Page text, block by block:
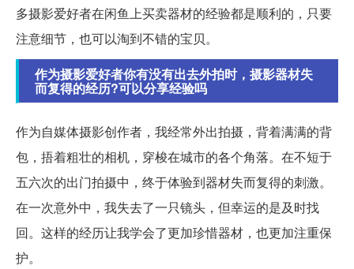
多摄影爱好者在闲鱼上买卖器材的经验都是顺利的，只要
注意细节，也可以淘到不错的宝贝。
作为摄影爱好者你有没有出去外拍时，摄影器材失
而复得的经历?可以分享经验吗
作为自媒体摄影创作者，我经常外出拍摄，背着满满的背
包，捂着粗壮的相机，穿梭在城市的各个角落。在不短于
五六次的出门拍摄中，终于体验到器材失而复得的刺激。
在一次意外中，我失去了一只镜头，但幸运的是及时找
回。这样的经历让我学会了更加珍惜器材，也更加注重保
护。